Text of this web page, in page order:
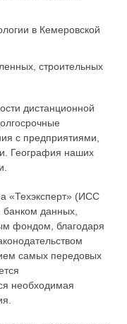
в Кемеровской
строительных
дистанционной
с предприятиями,
География наших
«Техэксперт» (ИСС
банком данных,
фондом, благодаря
самых передовых
необходимая